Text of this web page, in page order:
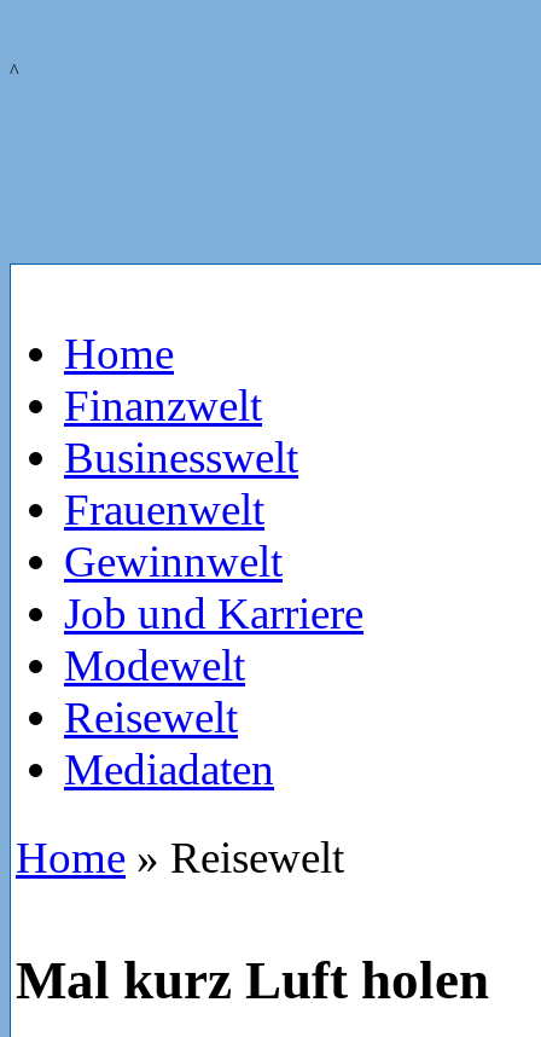
^
Home
Finanzwelt
Businesswelt
Frauenwelt
Gewinnwelt
Job und Karriere
Modewelt
Reisewelt
Mediadaten
Home » Reisewelt
Mal kurz Luft holen